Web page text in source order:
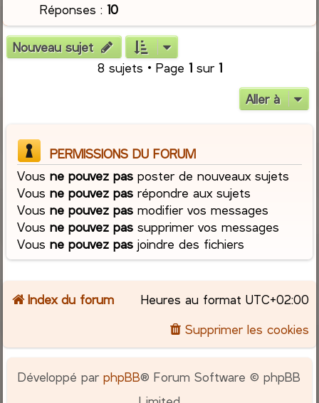
Réponses :10
Nouveau sujet
8 sujets • Page 1sur 1
Aller à
PERMISSIONS DU FORUM
Vousne pouvez pas poster de nouveaux sujets
Vousne pouvez pas répondre aux sujets
Vousne pouvez pas modifier vos messages
Vousne pouvez pas supprimer vos messages
Vousne pouvez pas joindre des fichiers
Index du forum Heures au format UTC+02:00
Supprimer les cookies
Développé parphpBB® Forum Software © phpBB